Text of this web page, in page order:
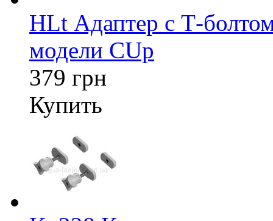
HLt Адаптер c Т-
модели CUp
379 грн
Купить